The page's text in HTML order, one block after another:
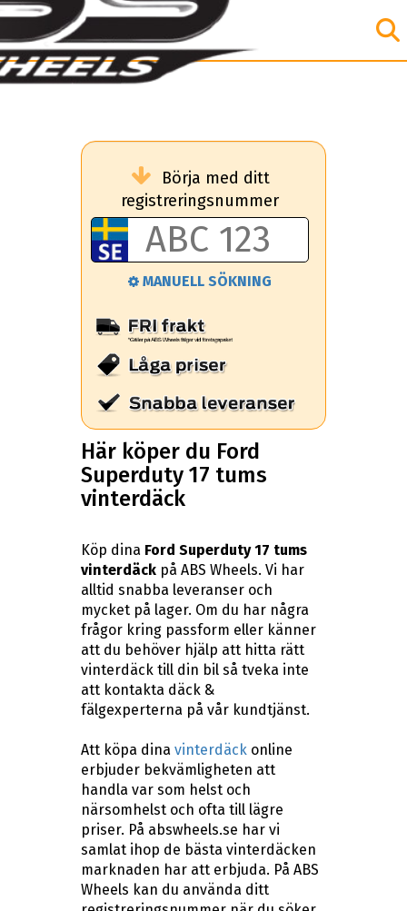
Börja med ditt
registreringsnummer
MANUELL SÖKNING
Här köper du Ford
Superduty 17 tums
vinterdäck
Köp dina Ford Superduty 17 tums
vinterdäckpå ABS Wheels. Vi har
alltid snabba leveranser och
mycket på lager. Om du har några
frågor kring passform eller känner
att du behöver hjälp att hitta rätt
vinterdäck till din bil så tveka inte
att kontakta däck &
fälgexperterna på vår kundtjänst.
Att köpa dina vinterdäckonline
erbjuder bekvämligheten att
handla var som helst och
närsomhelst och ofta till lägre
priser. På abswheels.se har vi
samlat ihop de bästa vinterdäcken
marknaden har att erbjuda. På ABS
Wheels kan du använda ditt